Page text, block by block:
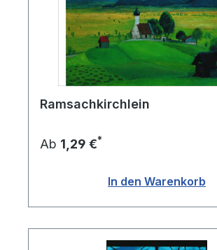
Ramsachkirchlein
Ab 1,29 €*
In den Warenkorb